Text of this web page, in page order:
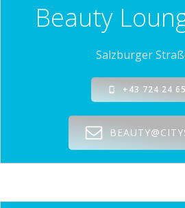
Beauty
Salzburger
+43 724 24